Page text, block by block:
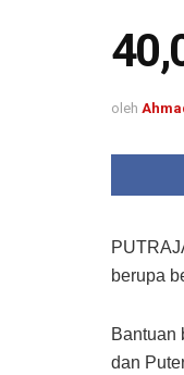
oleh
berupa
Bantuan
dan